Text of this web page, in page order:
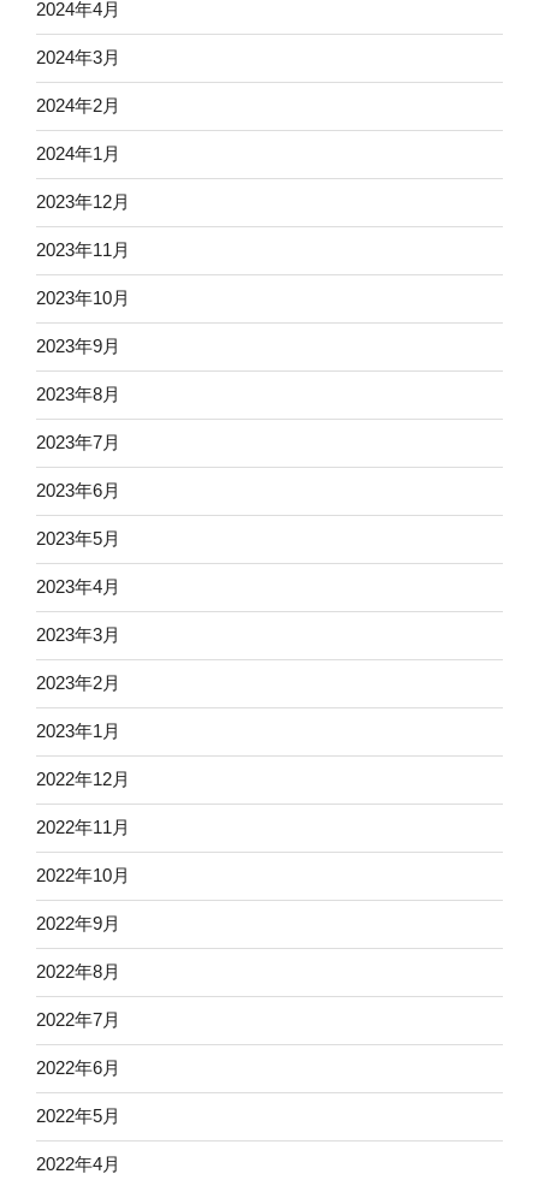
2024年4月
2024年3月
2024年2月
2024年1月
2023年12月
2023年11月
2023年10月
2023年9月
2023年8月
2023年7月
2023年6月
2023年5月
2023年4月
2023年3月
2023年2月
2023年1月
2022年12月
2022年11月
2022年10月
2022年9月
2022年8月
2022年7月
2022年6月
2022年5月
2022年4月